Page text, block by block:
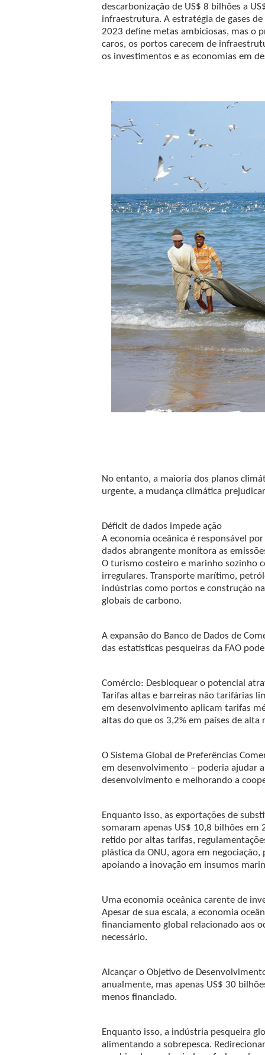
descarbonização de US$ 8 bilhões a
infraestrutura. A estratégia de gases
2023 define metas ambiciosas, mas o
caros, os portos carecem de
os investimentos e as economias em
No entanto, a maioria dos planos
urgente, a mudança climática
Déficit de dados impede ação
A economia oceânica é responsável
dados abrangente monitora as
O turismo costeiro e marinho sozinho
irregulares. Transporte marítimo,
indústrias como portos e construção
globais de carbono.
A expansão do Banco de Dados de
das estatísticas pesqueiras da FAO
Comércio: Desbloquear o potencial
Tarifas altas e barreiras não tarifárias
em desenvolvimento aplicam tarifas
altas do que os 3,2% em países de alta
O Sistema Global de Preferências
em desenvolvimento – poderia ajudar
desenvolvimento e melhorando a
Enquanto isso, as exportações de
somaram apenas US$ 10,8 bilhões em
retido por altas tarifas,
plástica da ONU, agora em
apoiando a inovação em insumos
Uma economia oceânica carente de
Apesar de sua escala, a economia
financiamento global relacionado aos
necessário.
Alcançar o Objetivo de
anualmente, mas apenas US$ 30
menos financiado.
Enquanto isso, a indústria pesqueira
alimentando a sobrepesca.